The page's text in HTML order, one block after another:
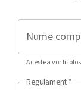
Nume
Acestea vor fi
Regulament *